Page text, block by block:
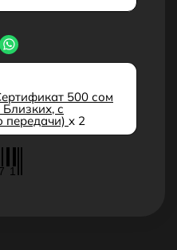
500 сом
с
передачи) x 2
7 1